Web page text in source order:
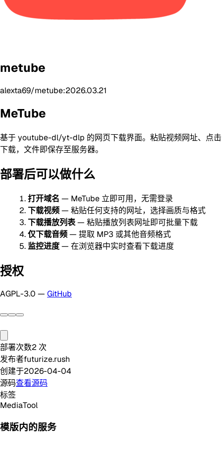
metube
alexta69/metube:2026.03.21
MeTube
基于 youtube-dl/yt-dlp 的网页下载界面。粘贴视频网址、点击
下载，文件即保存至服务器。
部署后可以做什么
打开域名 — MeTube 立即可用，无需登录
下载视频— 粘贴任何支持的网址，选择画质与格式
下载播放列表— 粘贴播放列表网址即可批量下载
仅下载音频— 提取 MP3 或其他音频格式
监控进度— 在浏览器中实时查看下载进度
授权
AGPL-3.0 — GitHub
部署次数2 次
发布者futurize.rush
创建于2026-04-04
源码查看源码
标签
MediaTool
模版内的服务